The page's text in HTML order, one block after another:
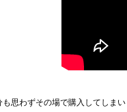
も思わずその場で購入してしま